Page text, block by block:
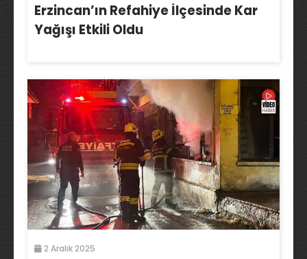
Erzincan’ın Refahiye İlçesinde Kar
Yağışı Etkili Oldu
2 Aralık 2025